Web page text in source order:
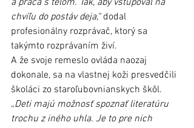
chvíľu do postáv deja,“ dodal
profesionálny rozprávač, ktorý sa
takýmto rozprávaním živí.
A že svoje remeslo ovláda naozaj
dokonale, sa na vlastnej koži presvedčili
školáci zo staroľubovnianskych škôl.
„Deti majú možnosť spoznať literatúru
trochu z iného uhla. Je to pre nich